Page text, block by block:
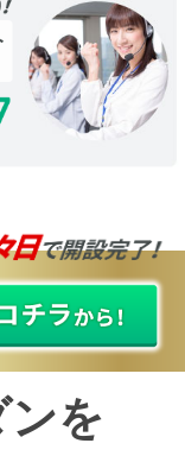
を